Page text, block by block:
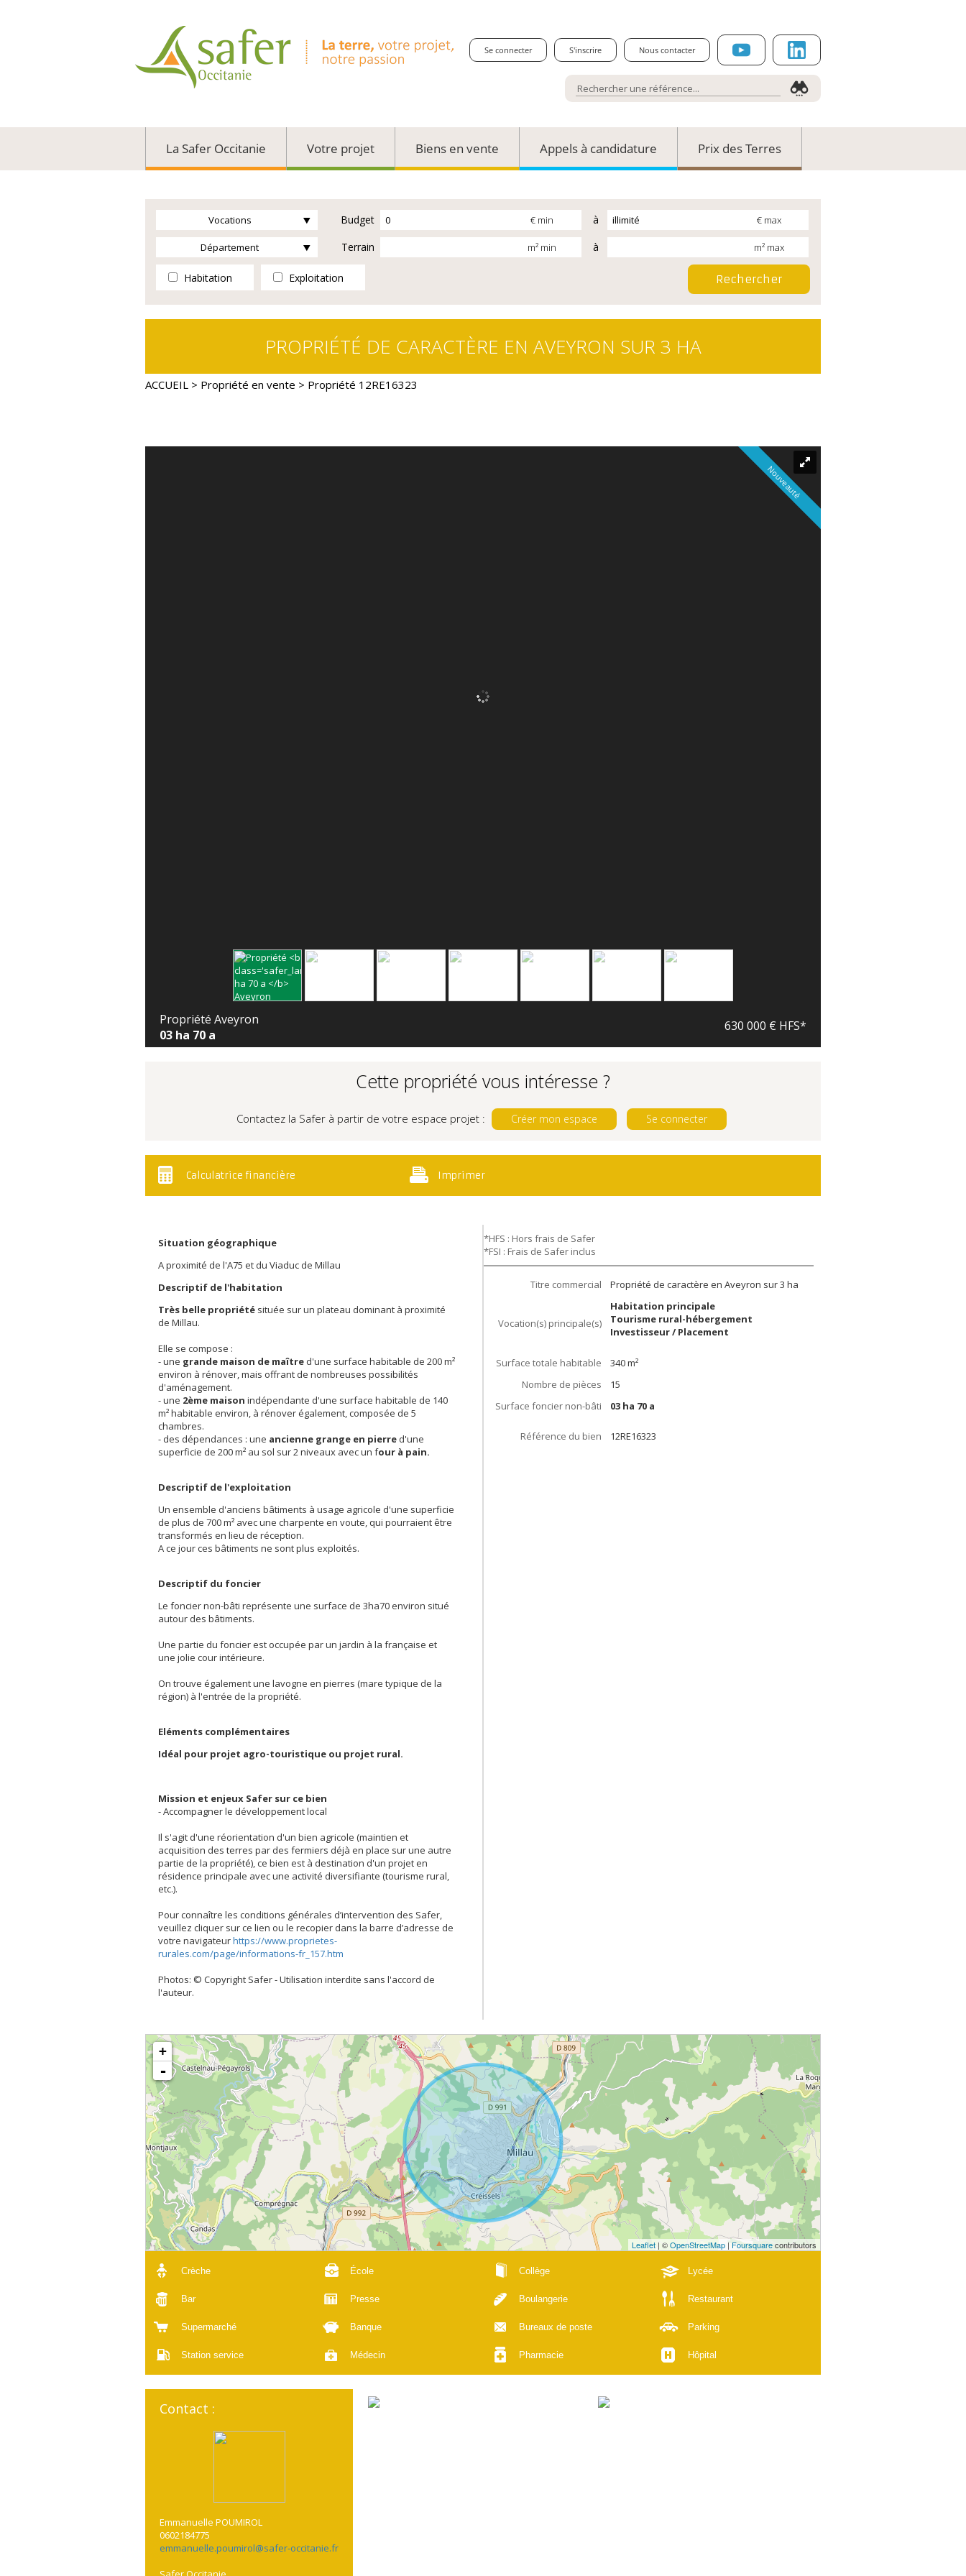
Se connecter S'inscrire Nous contacter
La Safer Occitanie Votre projet Biens en vente Appels à candidature Prix des Terres
Vocations
Département
Budget € min à € max
Terrain m² min à m² max
Habitation Exploitation
PROPRIÉTÉ DE CARACTÈRE EN AVEYRON SUR 3 HA
ACCUEIL > Propriété en vente > Propriété 12RE16323
Nouveauté
Propriété Aveyron
03 ha 70 a
630 000 € HFS*
Cette propriété vous intéresse ?
Contactez la Safer à partir de votre espace projet : Créer mon espace Se connecter
Calculatrice financière Imprimer
Situation géographique
A proximité de l'A75 et du Viaduc de Millau
Descriptif de l'habitation
Très belle propriété située sur un plateau dominant à proximité
de Millau.
Elle se compose :
- une grande maison de maître d'une surface habitable de 200 m²
environ à rénover, mais offrant de nombreuses possibilités
d'aménagement.
- une 2ème maison indépendante d'une surface habitable de 140
m² habitable environ, à rénover également, composée de 5
chambres.
- des dépendances : une ancienne grange en pierre d'une
superficie de 200 m² au sol sur 2 niveaux avec un four à pain.
Descriptif de l'exploitation
Un ensemble d'anciens bâtiments à usage agricole d'une superficie
de plus de 700 m² avec une charpente en voute, qui pourraient être
transformés en lieu de réception.
A ce jour ces bâtiments ne sont plus exploités.
Descriptif du foncier
Le foncier non-bâti représente une surface de 3ha70 environ situé
autour des bâtiments.
Une partie du foncier est occupée par un jardin à la française et
une jolie cour intérieure.
On trouve également une lavogne en pierres (mare typique de la
région) à l'entrée de la propriété.
Eléments complémentaires
Idéal pour projet agro-touristique ou projet rural.
Mission et enjeux Safer sur ce bien
- Accompagner le développement local
Il s'agit d'une réorientation d'un bien agricole (maintien et
acquisition des terres par des fermiers déjà en place sur une autre
partie de la propriété), ce bien est à destination d'un projet en
résidence principale avec une activité diversifiante (tourisme rural,
etc.).
Pour connaître les conditions générales d’intervention des Safer,
veuillez cliquer sur ce lien ou le recopier dans la barre d’adresse de
votre navigateurhttps://www.proprietes-
rurales.com/page/informations-fr_157.htm
Photos: © Copyright Safer - Utilisation interdite sans l'accord de
l'auteur.
*HFS : Hors frais de Safer
*FSI : Frais de Safer inclus
Titre commercial Propriété de caractère en Aveyron sur 3 ha
Vocation(s) principale(s)
Habitation principale
Tourisme rural-hébergement
Investisseur / Placement
Surface totale habitable 340m²
Nombre de pièces
15
Surface foncier non-bâti
03 ha 70 a
Référence du bien 12RE16323
+
-
Leaflet | ©OpenStreetMap | Foursquarecontributors
Crèche École Collège Lycée
Bar Presse Boulangerie Restaurant
Supermarché Banque Bureaux de poste Parking
Station service Médecin Pharmacie Hôpital
Contact :
Emmanuelle POUMIROL
0602184775
emmanuelle.poumirol@safer-occitanie.fr